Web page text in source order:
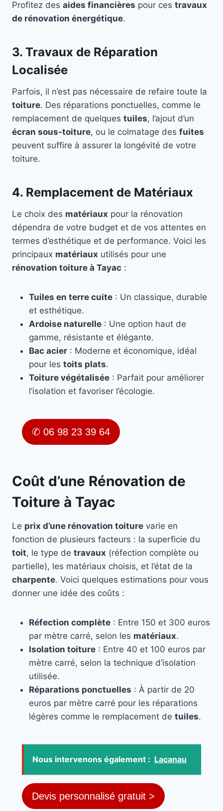
Profitez des aides financières pour ces travaux
de rénovation énergétique.
3. Travaux de Réparation
Localisée
Parfois, il n’est pas nécessaire de refaire toute la
toiture. Des réparations ponctuelles, comme le
remplacement de quelques tuiles, l’ajout d’un
écran sous-toiture, ou le colmatage des fuites
peuvent suffire à assurer la longévité de votre
toiture.
4. Remplacement de Matériaux
Le choix des matériaux pour la rénovation
dépendra de votre budget et de vos attentes en
termes d’esthétique et de performance. Voici les
principaux matériaux utilisés pour une
rénovation toiture à Tayac :
Tuiles en terre cuite : Un classique, durable
et esthétique.
Ardoise naturelle : Une option haut de
gamme, résistante et élégante.
Bac acier : Moderne et économique, idéal
pour les toits plats.
Toiture végétalisée : Parfait pour améliorer
l’isolation et favoriser l’écologie.
✆ 06 98 23 39 64
Coût d’une Rénovation de
Toiture à Tayac
Le prix d’une rénovation toiture varie en
fonction de plusieurs facteurs : la superficie du
toit, le type de travaux (réfection complète ou
partielle), les matériaux choisis, et l’état de la
charpente. Voici quelques estimations pour vous
donner une idée des coûts :
Réfection complète : Entre 150 et 300 euros
par mètre carré, selon les matériaux.
Isolation toiture : Entre 40 et 100 euros par
mètre carré, selon la technique d’isolation
utilisée.
Réparations ponctuelles : À partir de 20
euros par mètre carré pour les réparations
légères comme le remplacement de tuiles.
Nous intervenons également : Lacanau
Devis personnalisé gratuit >